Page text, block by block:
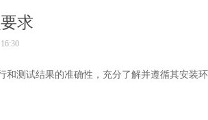
求
和测试结果的准确性，充分了解并遵循其安装环